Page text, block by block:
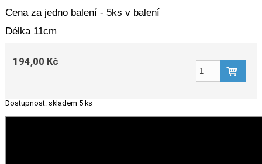
Cena za jedno balení - 5ks v balení
Délka 11cm
194,00 Kč
Dostupnost: skladem 5 ks